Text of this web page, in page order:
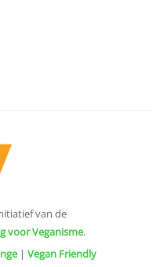
van de
voor Veganisme.
| Vegan Friendly